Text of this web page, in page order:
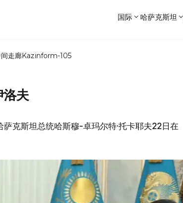
国际 哈萨克斯坦
走廊Kazinform-105
洛夫
萨克斯坦总统哈斯穆-卓玛尔特·托卡耶夫22日在